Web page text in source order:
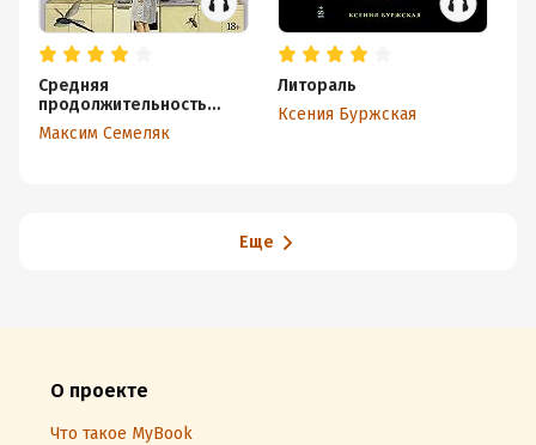
Средняя
продолжительность
жизни
Максим Семеляк
Литораль
Ксения Буржская
Еще
О проекте
Что такое MyBook